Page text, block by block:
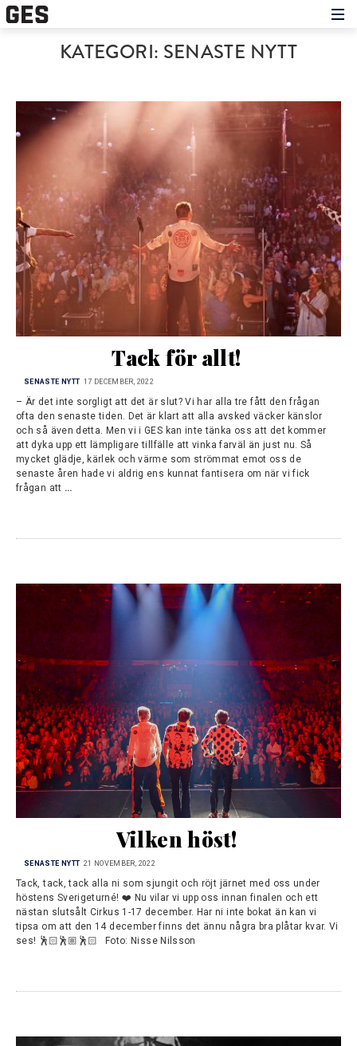
Om showen
Press
KATEGORI: SENASTE NYTT
Tack för allt!
SENASTE NYTT 17 DECEMBER, 2022
– Är det inte sorgligt att det är slut? Vi har alla tre fått den frågan
ofta den senaste tiden. Det är klart att alla avsked väcker känslor
och så även detta. Men vi i GES kan inte tänka oss att det kommer
att dyka upp ett lämpligare tillfälle att vinka farväl än just nu. Så
mycket glädje, kärlek och värme som strömmat emot oss de
senaste åren hade vi aldrig ens kunnat fantisera om när vi fick
frågan att …
Vilken höst!
SENASTE NYTT 21 NOVEMBER, 2022
Tack, tack, tack alla ni som sjungit och röjt järnet med oss under
höstens Sverigeturné! ❤️ Nu vilar vi upp oss innan finalen och ett
nästan slutsålt Cirkus 1-17 december. Har ni inte bokat än kan vi
tipsa om att den 14 december finns det ännu några bra plåtar kvar. Vi
ses! 🕺🏻🕺🏼🕺🏻 Foto: Nisse Nilsson